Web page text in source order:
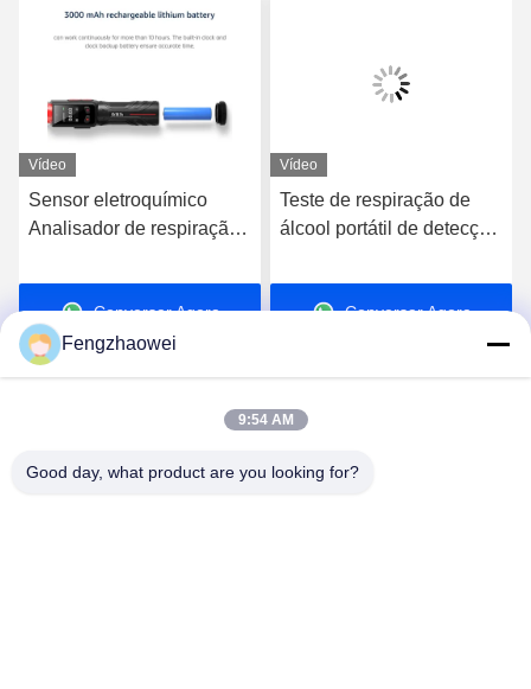
Vídeo
Sensor eletroquímico
Analisador de respiração
respiração de bastão
vermelho Sensor de
célula de combustível
Conversar Agora
Vídeo
Teste de respiração de
álcool portátil de detecção
automóvel
Conversar Agora
Shenzhen Fengzhaowei Technology Co.,Ltd
Fengzhaowei
9:54 AM
Good day, what product are you looking for?